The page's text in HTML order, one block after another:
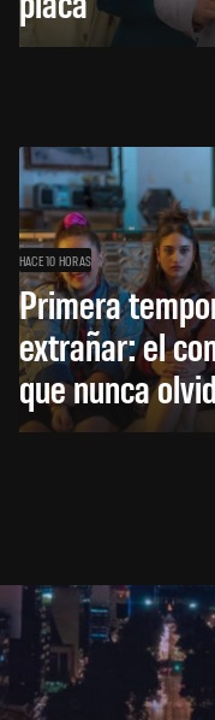
HACE 10 HORAS
Primera
extrañar: el
que nunca